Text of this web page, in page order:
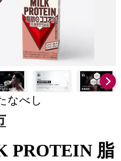
なべし
PROTEIN 脂